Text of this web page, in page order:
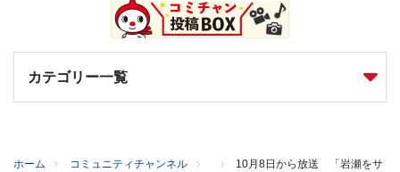
カテゴリー一覧
ホーム コミュニティチャンネル
10月8日から放送 「岩瀬をサ